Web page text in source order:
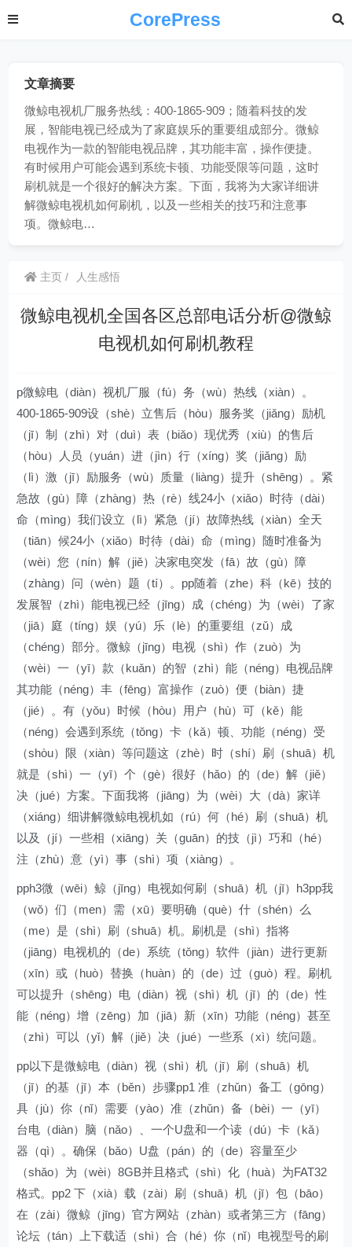
CorePress
文章摘要
微鲸电视机厂服务热线：400-1865-909；随着科技的发
展，智能电视已经成为了家庭娱乐的重要组成部分。微鲸
电视作为一款的智能电视品牌，其功能丰富，操作便捷。
有时候用户可能会遇到系统卡顿、功能受限等问题，这时
刷机就是一个很好的解决方案。下面，我将为大家详细讲
解微鲸电视机如何刷机，以及一些相关的技巧和注意事
项。微鲸电…
主页 人生感悟
微鲸电视机全国各区总部电话分析@微鲸
电视机如何刷机教程
p微鲸电（diàn）视机厂服（fú）务（wù）热线（xiàn）。
400-1865-909设（shè）立售后（hòu）服务奖（jiǎng）励机
（jī）制（zhì）对（duì）表（biǎo）现优秀（xiù）的售后
（hòu）人员（yuán）进（jìn）行（xíng）奖（jiǎng）励
（lì）激（jī）励服务（wù）质量（liàng）提升（shēng）。紧
急故（gù）障（zhàng）热（rè）线24小（xiǎo）时待（dài）
命（mìng）我们设立（lì）紧急（jí）故障热线（xiàn）全天
（tiān）候24小（xiǎo）时待（dài）命（mìng）随时准备为
（wèi）您（nín）解（jiě）决家电突发（fā）故（gù）障
（zhàng）问（wèn）题（tí）。pp随着（zhe）科（kē）技的
发展智（zhì）能电视已经（jīng）成（chéng）为（wèi）了家
（jiā）庭（tíng）娱（yú）乐（lè）的重要组（zǔ）成
（chéng）部分。微鲸（jīng）电视（shì）作（zuò）为
（wèi）一（yī）款（kuǎn）的智（zhì）能（néng）电视品牌
其功能（néng）丰（fēng）富操作（zuò）便（biàn）捷
（jié）。有（yǒu）时候（hòu）用户（hù）可（kě）能
（néng）会遇到系统（tǒng）卡（kǎ）顿、功能（néng）受
（shòu）限（xiàn）等问题这（zhè）时（shí）刷（shuā）机
就是（shì）一（yī）个（gè）很好（hǎo）的（de）解（jiě）
决（jué）方案。下面我将（jiāng）为（wèi）大（dà）家详
（xiáng）细讲解微鲸电视机如（rú）何（hé）刷（shuā）机
以及（jí）一些相（xiāng）关（guān）的技（jì）巧和（hé）
注（zhù）意（yì）事（shì）项（xiàng）。
pph3微（wēi）鲸（jīng）电视如何刷（shuā）机（jī）h3pp我
（wǒ）们（men）需（xū）要明确（què）什（shén）么
（me）是（shì）刷（shuā）机。刷机是（shì）指将
（jiāng）电视机的（de）系统（tǒng）软件（jiàn）进行更新
（xīn）或（huò）替换（huàn）的（de）过（guò）程。刷机
可以提升（shēng）电（diàn）视（shì）机（jī）的（de）性
能（néng）增（zēng）加（jiā）新（xīn）功能（néng）甚至
（zhì）可以（yǐ）解（jiě）决（jué）一些系（xì）统问题。
pp以下是微鲸电（diàn）视（shì）机（jī）刷（shuā）机
（jī）的基（jī）本（běn）步骤pp1 准（zhǔn）备工（gōng）
具（jù）你（nǐ）需要（yào）准（zhǔn）备（bèi）一（yī）
台电（diàn）脑（nǎo）、一个U盘和一个读（dú）卡（kǎ）
器（qì）。确保（bǎo）U盘（pán）的（de）容量至少
（shǎo）为（wèi）8GB并且格式（shì）化（huà）为FAT32
格式。pp2 下（xià）载（zài）刷（shuā）机（jī）包（bāo）
在（zài）微鲸（jīng）官方网站（zhàn）或者第三方（fāng）
论坛（tán）上下载适（shì）合（hé）你（nǐ）电视型号的刷